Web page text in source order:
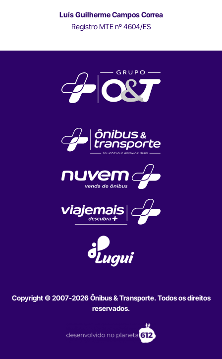
Luís Guilherme Campos Correa
Registro MTE nº 4604/ES
Copyright © 2007-2026 Ônibus & Transporte. Todos os direitos
reservados.